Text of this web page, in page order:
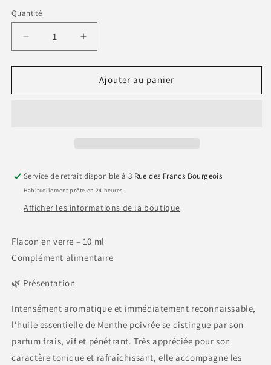
Quantité
Quantité
Réduire
la
quantité
Huile
Augmenter
la
quantité
Huile
Ajouter au panier
Service de retrait disponible à 3 Rue des Francs Bourgeois
Habituellement prête en 24 heures
Afficher les informations de la boutique
Flacon en verre – 10 ml
Complément alimentaire
🌿 Présentation
Intensément aromatique et immédiatement reconnaissable,
l’huile essentielle de Menthe poivrée se distingue par son
parfum frais, vif et pénétrant. Très appréciée pour son
caractère tonique et rafraîchissant, elle accompagne les